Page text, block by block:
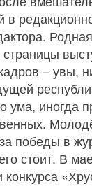
в
– увы,
иногда
победы в
стоит. В